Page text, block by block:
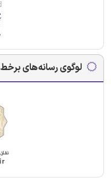
لوگوی رسانه‌های برخط